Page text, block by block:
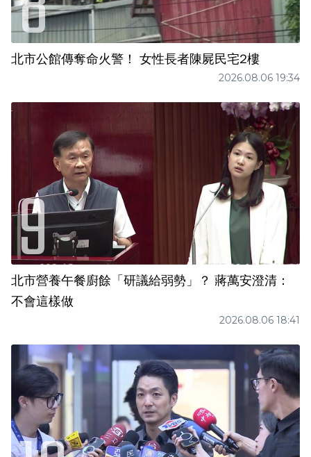
北市公館傳奪命火警！ 女性長者陳屍民宅2樓
2026.08.06 19:34
北市營養午餐廚餘「研議給弱勢」？ 蔣萬安澄清：
不會這樣做
2026.08.06 18:41